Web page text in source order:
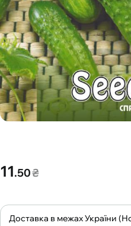
11.50₴
Доставка в межах України